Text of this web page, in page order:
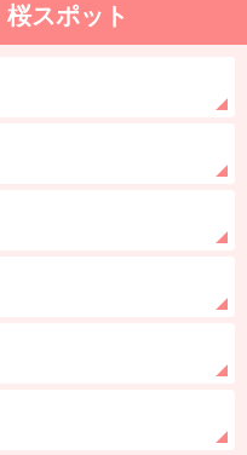
スポット